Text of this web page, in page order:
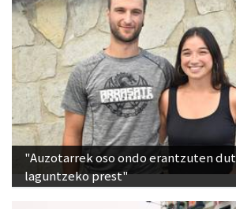
"Auzotarrek oso ondo erantzuten
laguntzeko prest"